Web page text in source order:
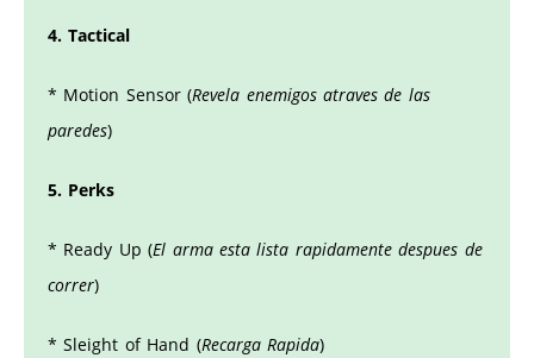
4. Tactical
* Motion Sensor (Revela enemigos atraves de las
paredes)
5. Perks
* Ready Up (El arma esta lista rapidamente despues de
correr)
* Sleight of Hand (Recarga Rapida)